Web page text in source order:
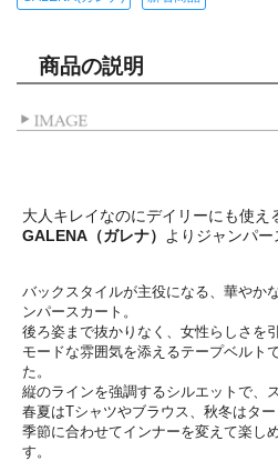
商品の説明
大人キレイなのにデイリーにも使え
GALENA（ガレナ）
よりジャンパ
バックスタイルが主役になる、 華やか
ンパースカート。
後ろ姿まで抜かりなく、女性らしさを
モードな雰囲気を添えるテープベルト
た。
縦のラインを強調するシルエットで、
春夏はTシャツやブラウス、 秋冬はター
季節に合わせてインナーを変えて楽し
す。